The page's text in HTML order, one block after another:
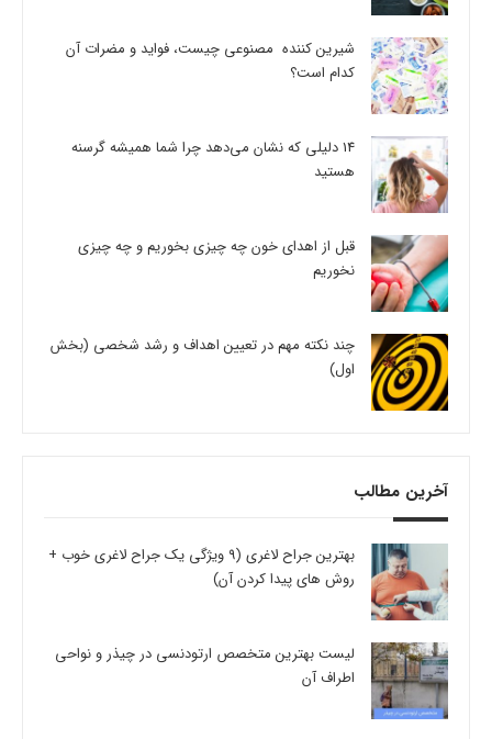
شیرین کننده مصنوعی چیست، فواید و مضرات آن
کدام است؟
14 دلیلی که نشان می‌دهد چرا شما همیشه گرسنه
هستید
قبل از اهدای خون چه چیزی بخوریم و چه چیزی
نخوریم
چند نکته مهم در تعیین اهداف و رشد شخصی (بخش
اول)
آخرین مطالب
بهترین جراح لاغری (9 ویژگی یک جراح لاغری خوب +
روش های پیدا کردن آن)
لیست بهترین متخصص ارتودنسی در چیذر و نواحی
اطراف آن